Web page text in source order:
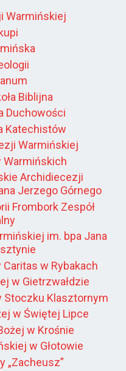
Warmińskiej
Biblijna
Duchowości
Katechistów
Warmińskiej
Warmińskich
Archidiecezji
Jerzego Górnego
Frombork Zespół
im. bpa Jana
w Rybakach
w Gietrzwałdzie
Stoczku Klasztornym
w Świętej Lipce
w Krośnie
w Głotowie
„Zacheusz”